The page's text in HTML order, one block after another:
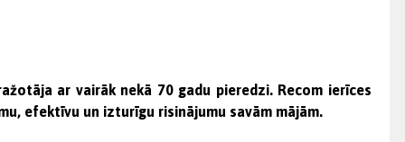
ar vairāk nekā 70 gadu pieredzi. Recom ierīces
efektīvu un izturīgu risinājumu savām mājām.